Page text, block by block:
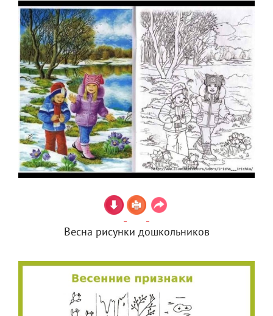
Весна рисунки дошкольников